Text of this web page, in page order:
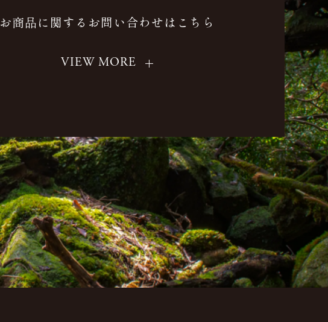
お商品に関するお問い合わせはこちら
VIEW MORE